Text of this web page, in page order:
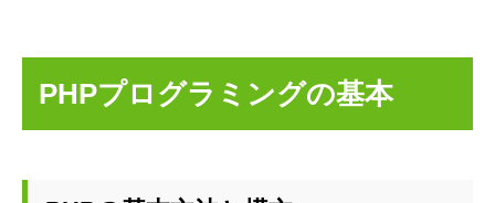
PHPプログラミングの基本